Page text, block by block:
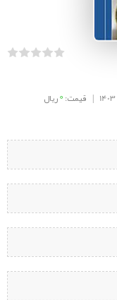
| قیمت:0ریال